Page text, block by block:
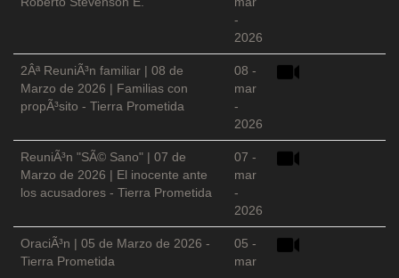
-
2026
2Âª ReuniÃ³n familiar | 08 de
Marzo de 2026 | Familias con
propÃ³sito - Tierra Prometida
08 -
mar
-
2026
ReuniÃ³n "SÃ© Sano" | 07 de
Marzo de 2026 | El inocente ante
los acusadores - Tierra Prometida
07 -
mar
-
2026
OraciÃ³n | 05 de Marzo de 2026 -
Tierra Prometida
05 -
mar